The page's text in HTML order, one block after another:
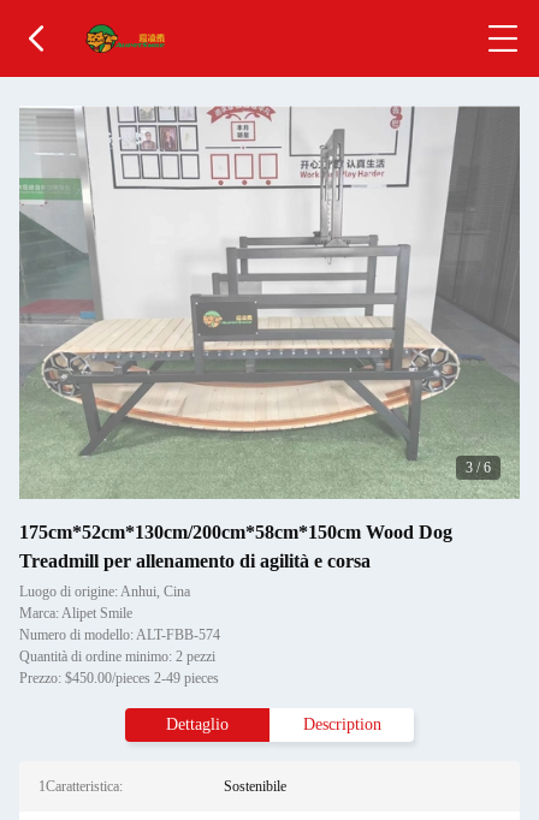
3 /6
175cm*52cm*130cm/200cm*58cm*150cm Wood Dog
Treadmill per allenamento di agilità e corsa
Luogo di origine: Anhui, Cina
Marca: Alipet Smile
Numero di modello: ALT-FBB-574
Quantità di ordine minimo: 2 pezzi
Prezzo: $450.00/pieces 2-49 pieces
Dettaglio Description
1Caratteristica: Sostenibile